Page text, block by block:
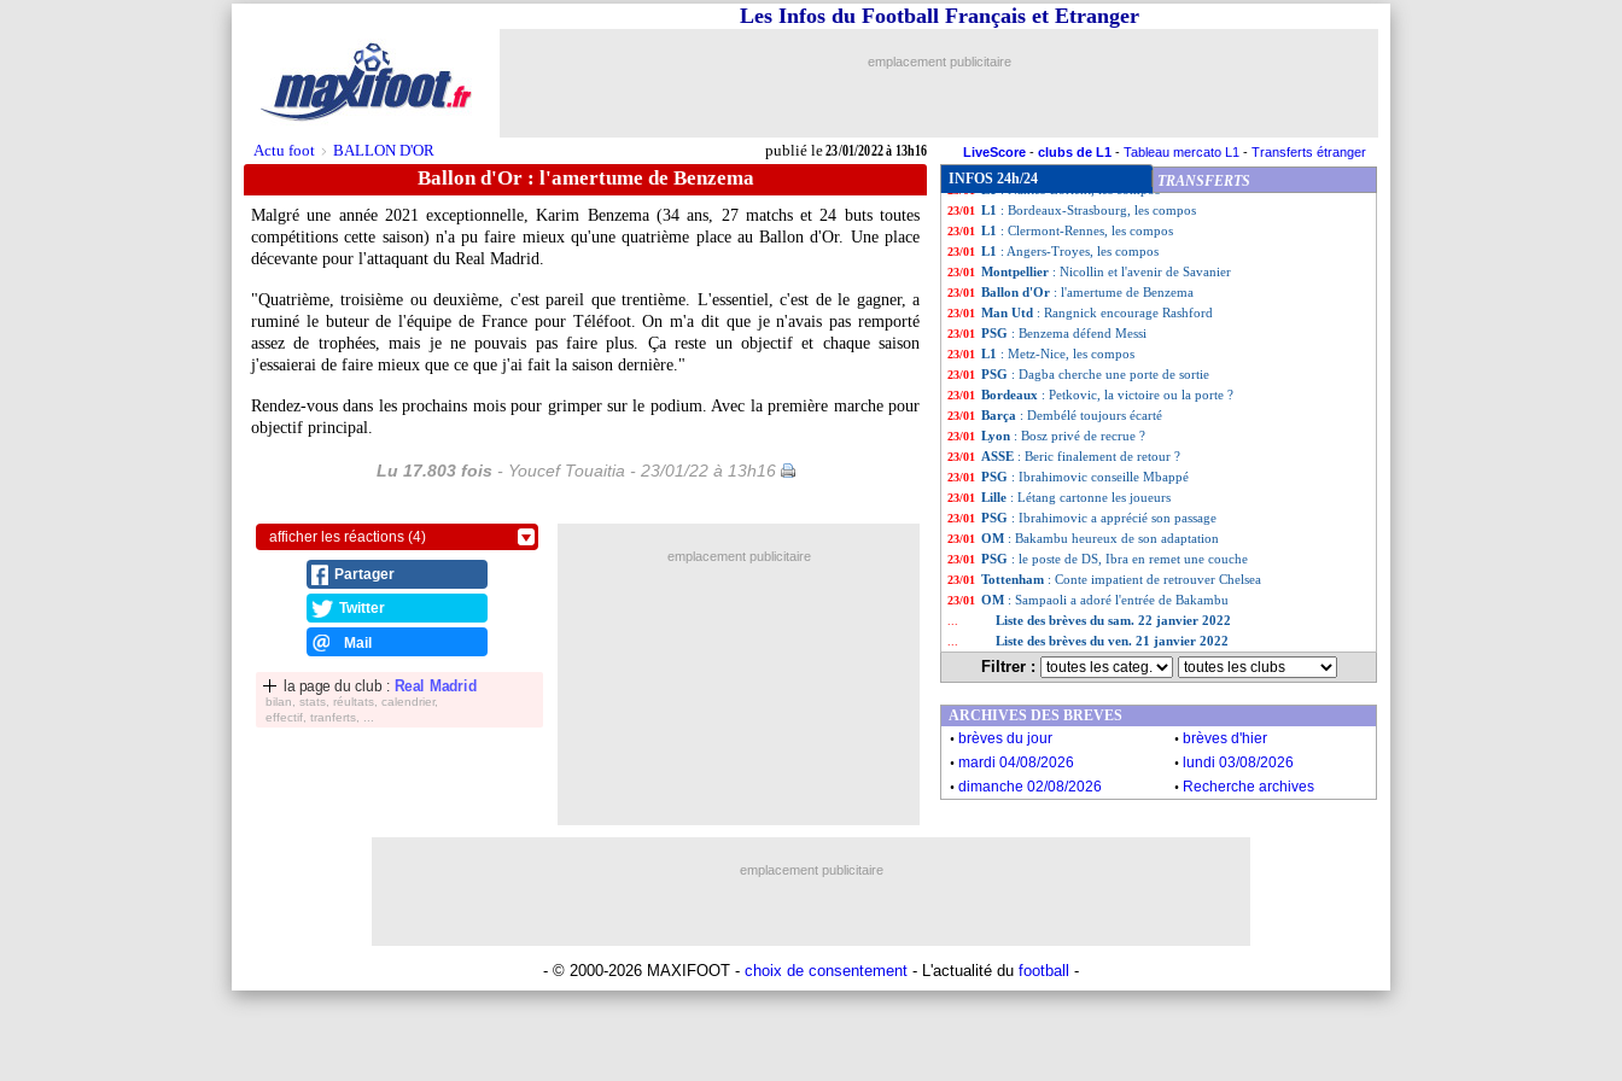
Actu foot > BALLON D'OR publié le23/01/2022 à 13h16
Les Infos du Football Français et Etranger
emplacement publicitaire
LiveScore - clubs de L1 - Tableau mercato L1 - Transferts étranger
Ballon d'Or : l'amertume de Benzema
Malgré une année 2021 exceptionnelle, Karim Benzema (34 ans, 27 matchs et 24 buts toutes
compétitions cette saison) n'a pu faire mieux qu'une quatrième place au Ballon d'Or. Une place
décevante pour l'attaquant du Real Madrid.
"Quatrième, troisième ou deuxième, c'est pareil que trentième. L'essentiel, c'est de le gagner, a
ruminé le buteur de l'équipe de France pour Téléfoot. On m'a dit que je n'avais pas remporté
assez de trophées, mais je ne pouvais pas faire plus. Ça reste un objectif et chaque saison
j'essaierai de faire mieux que ce que j'ai fait la saison dernière."
Rendez-vous dans les prochains mois pour grimper sur le podium. Avec la première marche pour
objectif principal.
Lu 17.803 fois - Youcef Touaitia - 23/01/22 à 13h16
afficher les réactions (4)
Partager
Twitter
Mail
la page du club : Real Madrid
bilan, stats, réultats, calendrier,
effectif, tranferts, ...
INFOS 24h/24 TRANSFERTS
23/01 L1: Angers 2-1 Troyes (fini)
23/01 L1: Bordeaux 4-3 Strasbourg (fini)
23/01 Barça
23/01 L1: Metz 0-2 Nice (fini)
23/01 PSG: Donnarumma, le meilleur pour Ibrahimovic
: Nantes-Lorient, les compos
23/01 L1 : Bordeaux-Strasbourg, les compos
23/01 L1 : Clermont-Rennes, les compos
23/01 L1 : Angers-Troyes, les compos
23/01 Montpellier : Nicollin et l'avenir de Savanier
23/01 Ballon d'Or : l'amertume de Benzema
23/01 Man Utd : Rangnick encourage Rashford
23/01 PSG : Benzema défend Messi
23/01 L1 : Metz-Nice, les compos
23/01 PSG : Dagba cherche une porte de sortie
23/01 Bordeaux : Petkovic, la victoire ou la porte ?
23/01 Barça : Dembélé toujours écarté
23/01 Lyon : Bosz privé de recrue ?
23/01 ASSE : Beric finalement de retour ?
23/01 PSG : Ibrahimovic conseille Mbappé
23/01 Lille : Létang cartonne les joueurs
23/01 PSG : Ibrahimovic a apprécié son passage
23/01 OM : Bakambu heureux de son adaptation
23/01 PSG : le poste de DS, Ibra en remet une couche
23/01 Tottenham : Conte impatient de retrouver Chelsea
23/01 OM : Sampaoli a adoré l'entrée de Bakambu
Liste des brèves du sam. 22 janvier 2022
Liste des brèves du ven. 21 janvier 2022
Filtrer :
emplacement publicitaire
ARCHIVES DES BREVES
. brèves du jour . brèves d'hier
. mardi 04/08/2026 . lundi 03/08/2026
. dimanche 02/08/2026 . Recherche archives
emplacement publicitaire
- © 2000-2026 MAXIFOOT - choix de consentement - L'actualité du football -